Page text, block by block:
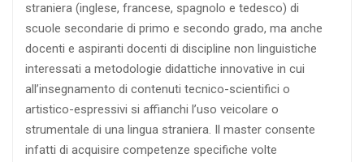
straniera (inglese, francese, spagnolo e tedesco) di
scuole secondarie di primo e secondo grado, ma anche
docenti e aspiranti docenti di discipline non linguistiche
interessati a metodologie didattiche innovative in cui
all’insegnamento di contenuti tecnico-scientifici o
artistico-espressivi si affianchi l’uso veicolare o
strumentale di una lingua straniera. Il master consente
infatti di acquisire competenze specifiche volte